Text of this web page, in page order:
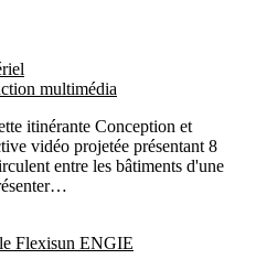
multimédia
itinérante Conception et
vidéo projetée présentant 8
entre les bâtiments d'une